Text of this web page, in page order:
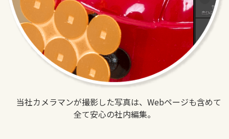
当社カメラマンが撮影した写真は、Webページも含めて
全て安心の社内編集。